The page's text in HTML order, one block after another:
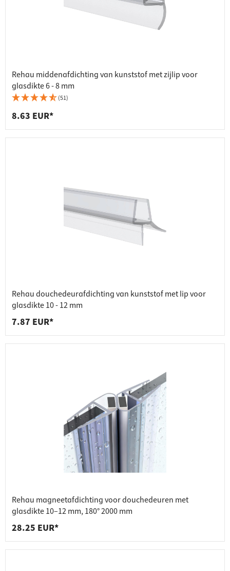
Rehau middenafdichting van kunststof met zijlip voor
glasdikte 6 - 8 mm
(51)
8.63 EUR*
Rehau douchedeurafdichting van kunststof met lip voor
glasdikte 10 - 12 mm
7.87 EUR*
Rehau magneetafdichting voor douchedeuren met
glasdikte 10–12 mm, 180° 2000 mm
28.25 EUR*